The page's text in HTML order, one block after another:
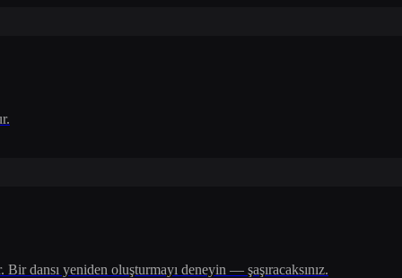
dansı yeniden oluşturmayı deneyin — şaşıracaksınız.